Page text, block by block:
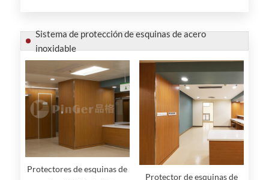
Sistema de protección de esquinas de acero
inoxidable
Protectores de esquinas de
Protector de esquinas de